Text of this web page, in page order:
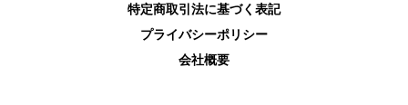
特定商取引法に基づく表記
プライバシーポリシー
会社概要